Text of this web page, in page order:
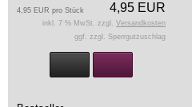
4,95 EUR
4,95 EUR pro Stück
inkl. 7 % MwSt. zzgl. Versandkosten
ggf. zzgl. Sperrgutzuschlag